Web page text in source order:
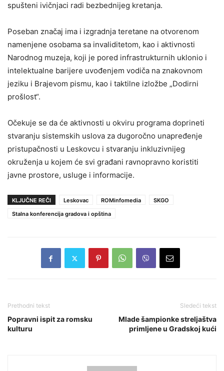
spušteni ivičnjaci radi bezbednijeg kretanja.
Poseban značaj ima i izgradnja teretane na otvorenom
namenjene osobama sa invaliditetom, kao i aktivnosti
Narodnog muzeja, koji je pored infrastrukturnih uklonio i
intelektualne barijere uvođenjem vodiča na znakovnom
jeziku i Brajevom pismu, kao i taktilne izložbe „Dodirni
prošlost“.
Očekuje se da će aktivnosti u okviru programa doprineti
stvaranju sistemskih uslova za dugoročno unapređenje
pristupačnosti u Leskovcu i stvaranju inkluzivnijeg
okruženja u kojem će svi građani ravnopravno koristiti
javne prostore, usluge i informacije.
KLJUČNE REČI Leskovac ROMinfomedia
SKGO
Stalna konferencija gradova i opština
Prethodni tekst
Popravni ispit za romsku
kulturu
Sledeći tekst
Mlade šampionke streljaštva
primljene u Gradskoj kući